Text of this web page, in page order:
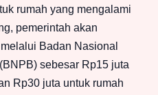
rumah yang mengalami
pemerintah akan
Badan Nasional
sebesar Rp15 juta
Rp30 juta untuk rumah